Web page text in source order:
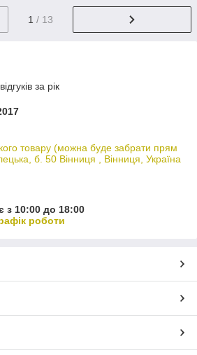
1 / 13
за рік
товару (можна буде забрати прям
б. 50 Вінниця , Вінниця, Україна
з 10:00 до 18:00
роботи